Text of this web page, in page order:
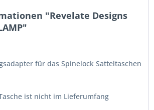
"Revelate Designs
für das Spinelock Satteltaschen
ist nicht im Lieferumfang